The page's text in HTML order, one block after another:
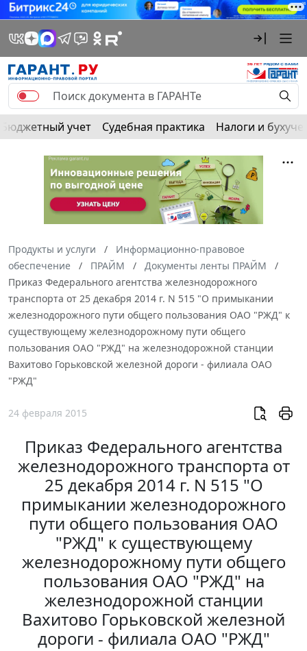
Бюджетный учет Судебная практика Налоги и
Продукты и услуги
Информационно-правовое
обеспечение
ПРАЙМ
Документы ленты ПРАЙМ
Приказ Федерального агентства железнодорожного
транспорта от 25 декабря 2014 г. N 515 "О примыкании
железнодорожного пути общего пользования ОАО "РЖД" к
существующему железнодорожному пути общего
пользования ОАО "РЖД" на железнодорожной станции
Вахитово Горьковской железной дороги - филиала ОАО
"РЖД"
24 февраля 2015
Приказ Федерального агентства
железнодорожного транспорта от
25 декабря 2014 г. N 515 "О
примыкании железнодорожного
пути общего пользования ОАО
"РЖД" к существующему
железнодорожному пути общего
пользования ОАО "РЖД" на
железнодорожной станции
Вахитово Горьковской железной
дороги - филиала ОАО "РЖД"